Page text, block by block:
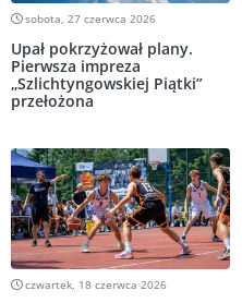
sobota, 27 czerwca 2026
Upał pokrzyżował plany.
Pierwsza impreza
„Szlichtyngowskiej Piątki”
przełożona
czwartek, 18 czerwca 2026